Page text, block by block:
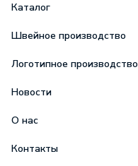
Каталог
Швейное производство
Логотипное производство
Новости
О нас
Контакты